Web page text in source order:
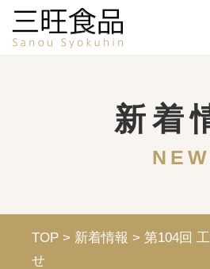
新着
TOP > 新着情報 > 第104回
せ